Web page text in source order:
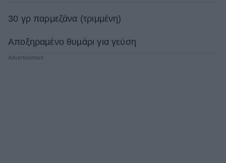
30 γρ παρμεζάνα (τριμμένη)
Αποξηραμένο θυμάρι για γεύση